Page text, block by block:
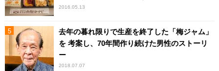
2016.05.13
去年の暮れ限りで生産を終了した「梅ジャム」
を 考案し、70年間作り続けた男性のストーリ
ー
2018.07.07